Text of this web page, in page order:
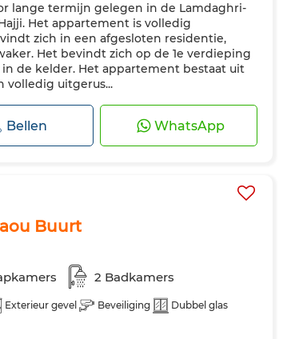
Koelkast Oven Tv Vaatwasser
lange termijn gelegen in de Lamdaghri-
Het appartement is volledig
zich in een afgesloten residentie,
Het bevindt zich op de 1e verdieping
de kelder. Het appartement bestaat uit
volledig uitgerus...
Bellen WhatsApp
Buurt
2 Badkamers
Exterieur gevel Beveiliging
Dubbel glas